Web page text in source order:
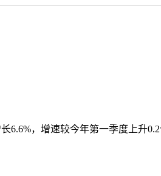
6.6%，增速较今年第一季度上升